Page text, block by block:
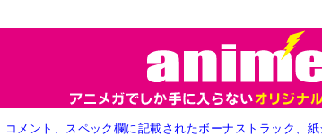
メント、スペック欄に記載されたボーナストラック、